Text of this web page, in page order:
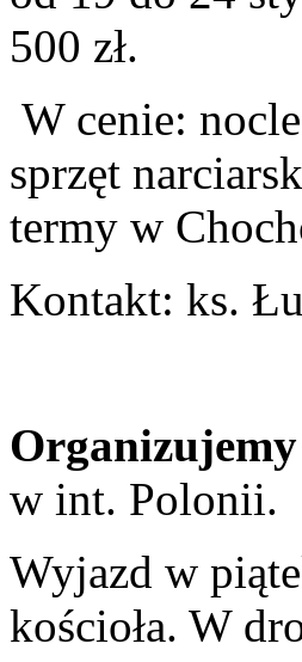
500 zł.
W cenie:
sprzęt
termy w
Kontakt: ks.
w int. Polonii.
Wyjazd w
kościoła. W